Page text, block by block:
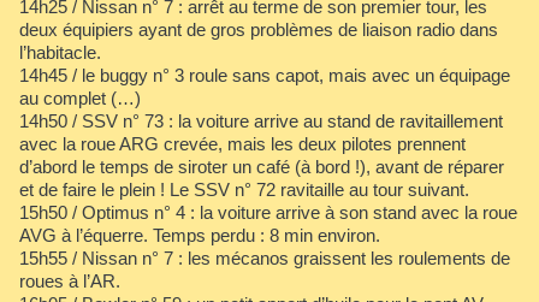
14h25 / Nissan n° 7 : arrêt au terme de son premier tour, les
deux équipiers ayant de gros problèmes de liaison radio dans
l’habitacle.
14h45 / le buggy n° 3 roule sans capot, mais avec un équipage
au complet (…)
14h50 / SSV n° 73 : la voiture arrive au stand de ravitaillement
avec la roue ARG crevée, mais les deux pilotes prennent
d’abord le temps de siroter un café (à bord !), avant de réparer
et de faire le plein ! Le SSV n° 72 ravitaille au tour suivant.
15h50 / Optimus n° 4 : la voiture arrive à son stand avec la roue
AVG à l’équerre. Temps perdu : 8 min environ.
15h55 / Nissan n° 7 : les mécanos graissent les roulements de
roues à l’AR.